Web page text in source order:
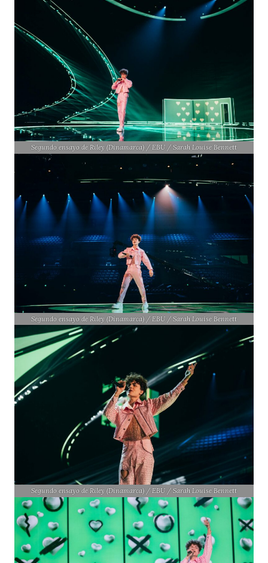
Segundo ensayo de Riley (Dinamarca) / EBU / Sarah Louise Bennett
Segundo ensayo de Riley (Dinamarca) / EBU / Sarah Louise Bennett
Segundo ensayo de Riley (Dinamarca) / EBU / Sarah Louise Bennett